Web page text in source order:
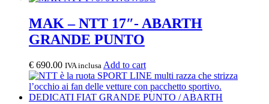
MAK – NTT 17″- ABARTH
GRANDE PUNTO
€ 690.00 IVA inclusa Add to cart